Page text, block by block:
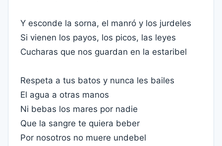
Y esconde la sorna, el manró y los jurdeles
Si vienen los payos, los picos, las leyes
Cucharas que nos guardan en la estaribel
Respeta a tus batos y nunca les bailes
El agua a otras manos
Ni bebas los mares por nadie
Que la sangre te quiera beber
Por nosotros no muere undebel